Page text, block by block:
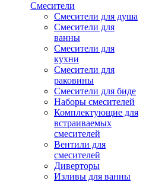
Смесители
Смесители для душа
Смесители для
ванны
Смесители для
кухни
Смесители для
раковины
Смесители для биде
Наборы смесителей
Комплектующие для
встраиваемых
смесителей
Вентили для
смесителей
Диверторы
Изливы для ванны